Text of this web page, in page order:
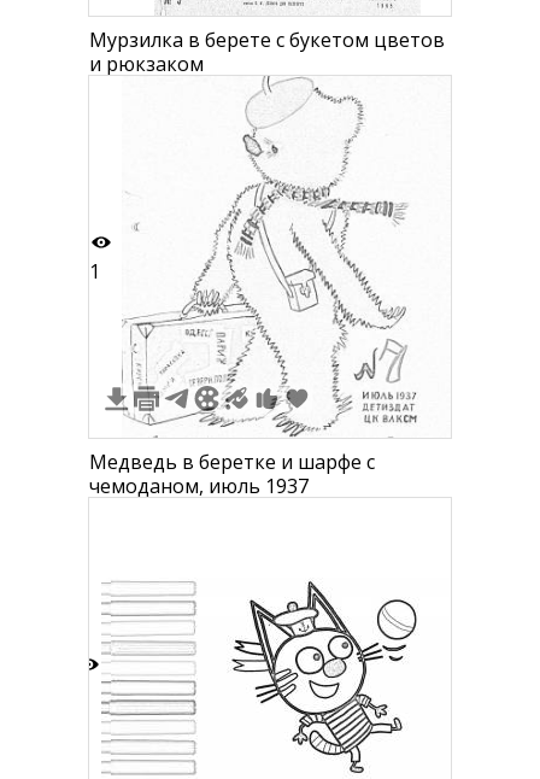
Мурзилка в берете с букетом цветов
и рюкзаком
1
Медведь в беретке и шарфе с
чемоданом, июль 1937